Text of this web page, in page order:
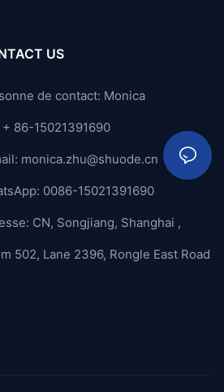
US
de contact: Monica
86-15021391690
monica.zhu@shuode.cn
0086-15021391690
CN, Songjiang, Shanghai ,
502, Lane 2396, Rongle East Road